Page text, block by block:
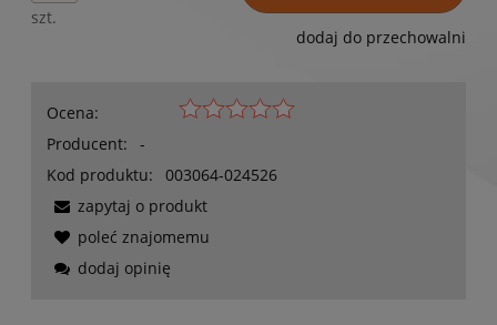
szt.
dodaj do przechowalni
Ocena:
Producent:
-
Kod produktu:
003064-024526
zapytaj o produkt
poleć znajomemu
dodaj opinię